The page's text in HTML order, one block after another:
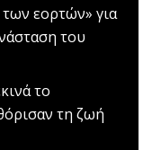
εορτών» για
του
το
τη ζωή